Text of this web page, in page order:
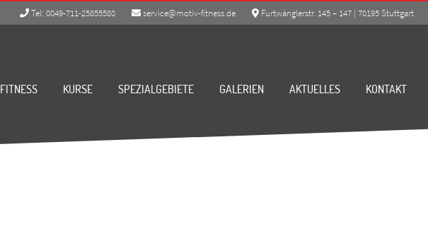
Tel: 0049-711-25855580 service@motiv-fitness.de Furtwänglerstr. 145 – 147 | 70195 Stuttgart
FITNESS KURSE SPEZIALGEBIETE GALERIEN AKTUELLES KONTAKT